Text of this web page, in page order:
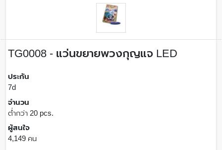
TG0008 - แว่นขยายพวงกุญแจ LED
ประกัน
7d
จำนวน
ต่ำกว่า 20 pcs.
ผู้สนใจ
4,149 คน